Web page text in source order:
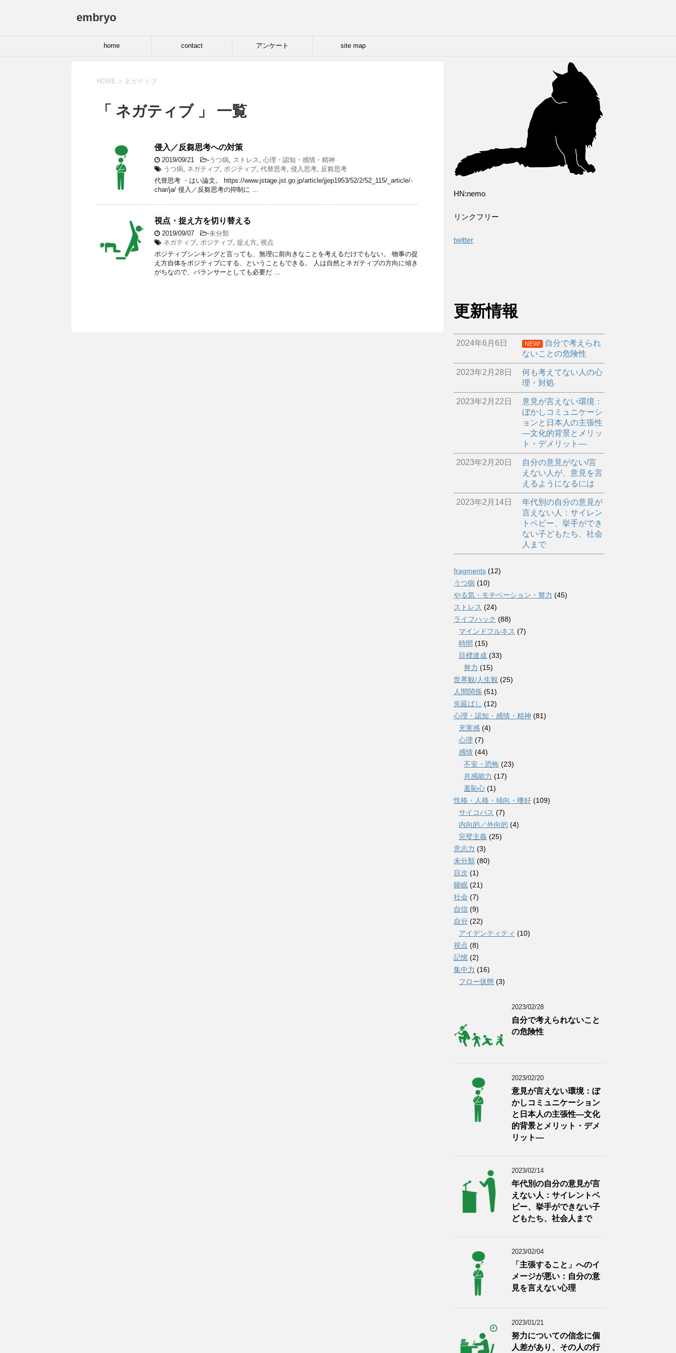
embryo
home contact アンケート site map
HOME > ネガティブ
「 ネガティブ 」 一覧
侵入／反芻思考への対策
2019/09/21 -うつ病, ストレス , 心理・認知・感情・精神
うつ病, ネガティブ, ポジティブ, 代替思考, 侵入思考, 反芻思考
代替思考 ・はい論文。 https://www.jstage.jst.go.jp/article/jjep1953/52/2/52_115/_article/-
char/ja/ 侵入／反芻思考の抑制に …
視点・捉え方を切り替える
2019/09/07 -未分類
ネガティブ, ポジティブ, 捉え方, 視点
ポジティブシンキングと言っても、無理に前向きなことを考えるだけでもない。 物事の捉
え方自体をポジティブにする、ということもできる。 人は自然とネガティブの方向に傾き
がちなので、バランサーとしても必要だ …
HN:nemo
リンクフリー
twitter
更新情報
2024年6月6日 NEW!
自分で考えられ
ないことの危険性
2023年2月28日
何も考えてない人の心
理・対処
2023年2月22日
意見が言えない環境：
ぼかしコミュニケーシ
ョンと日本人の主張性
―文化的背景とメリッ
ト・デメリット―
2023年2月20日
自分の意見がない/言
えない人が、意見を言
えるようになるには
2023年2月14日
年代別の自分の意見が
言えない人：サイレン
トベビー、挙手ができ
ない子どもたち、社会
人まで
fragments (12)
うつ病 (10)
やる気・モチベーション・努力 (45)
ストレス (24)
ライフハック (88)
マインドフルネス (7)
時間 (15)
目標達成 (33)
努力 (15)
世界観/人生観 (25)
人間関係 (51)
先延ばし (12)
心理・認知・感情・精神 (81)
充実感 (4)
心理 (7)
感情 (44)
不安・恐怖 (23)
共感能力 (17)
羞恥心 (1)
性格・人格・傾向・嗜好 (109)
サイコパス (7)
内向的／外向的 (4)
完璧主義 (25)
意志力 (3)
未分類 (80)
目次 (1)
睡眠 (21)
社会 (7)
自信 (9)
自分 (22)
アイデンティティ (10)
視点 (8)
記憶 (2)
集中力 (16)
フロー状態 (3)
2023/02/28
自分で考えられないこと
の危険性
2023/02/20
意見が言えない環境：ぼ
かしコミュニケーション
と日本人の主張性―文化
的背景とメリット・デメ
リット―
2023/02/14
年代別の自分の意見が言
えない人：サイレントベ
ビー、挙手ができない子
どもたち、社会人まで
2023/02/04
「主張すること」へのイ
メージが悪い：自分の意
見を言えない心理
2023/01/21
努力についての信念に個
人差があり、その人の行